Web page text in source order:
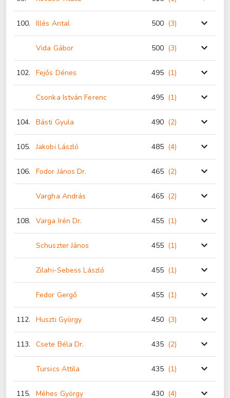
100. Illés Antal 500 (3)
Vida Gábor 500 (3)
102. Fejős Dénes 495 (1)
Csonka István Ferenc 495 (1)
104. Básti Gyula 490 (2)
105. Jakobi László 485 (4)
106. Fodor János Dr. 465 (2)
Vargha András 465 (2)
108. Varga Irén Dr. 455 (1)
Schuszter János 455 (1)
Zilahi-Sebess László 455 (1)
Fedor Gergő 455 (1)
112. Huszti György 450 (3)
113. Csete Béla Dr. 435 (2)
Tursics Attila 435 (1)
115. Méhes György 430 (4)